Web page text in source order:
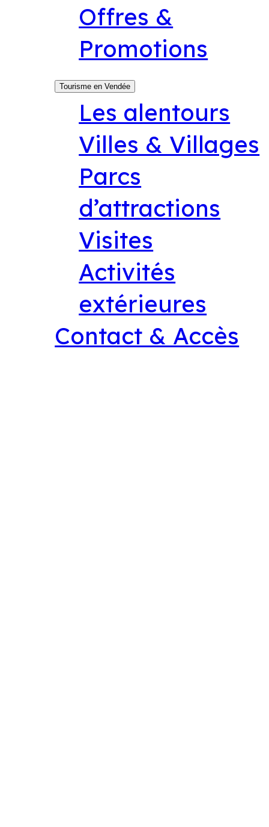
Offres &
Promotions
Tourisme en Vendée
Les alentours
Villes & Villages
Parcs
d’attractions
Visites
Activités
extérieures
Contact & Accès